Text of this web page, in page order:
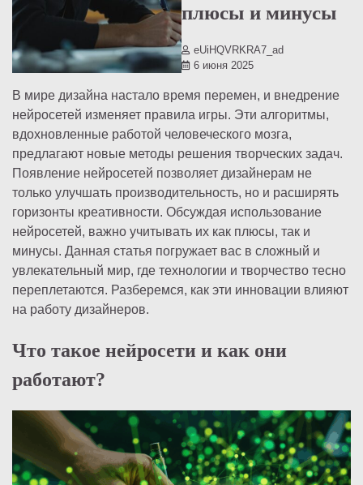
плюсы и минусы
eUiHQVRKRA7_ad
6 июня 2025
В мире дизайна настало время перемен, и внедрение
нейросетей изменяет правила игры. Эти алгоритмы,
вдохновленные работой человеческого мозга,
предлагают новые методы решения творческих задач.
Появление нейросетей позволяет дизайнерам не
только улучшать производительность, но и расширять
горизонты креативности. Обсуждая использование
нейросетей, важно учитывать их как плюсы, так и
минусы. Данная статья погружает вас в сложный и
увлекательный мир, где технологии и творчество тесно
переплетаются. Разберемся, как эти инновации влияют
на работу дизайнеров.
Что такое нейросети и как они
работают?